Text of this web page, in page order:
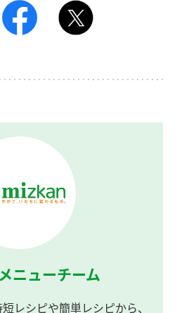
ニューチーム
レシピや簡単レシピから、